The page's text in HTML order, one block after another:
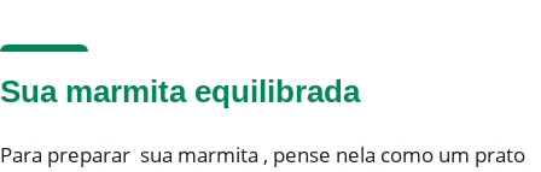
Sua marmita equilibrada
Para preparar sua marmita , pense nela como um prato